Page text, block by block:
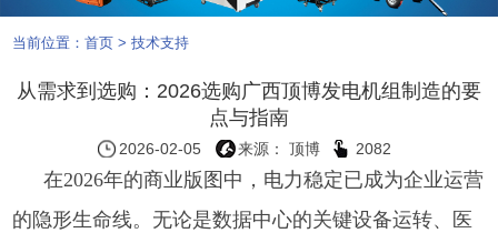
当前位置：首页 >技术支持
从需求到选购：2026选购广西顶博发电机组制造的要
点与指南
2026-02-05 来源： 顶博 2082
在2026年的商业版图中，电力稳定已成为企业运营
的隐形生命线。无论是数据中心的关键设备运转、医